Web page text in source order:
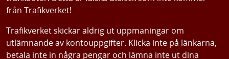
från Trafikverket!
Trafikverket skickar aldrig ut uppmaningar om
utlämnande av kontouppgifter. Klicka inte på länkarna,
betala inte in några pengar och lämna inte ut dina